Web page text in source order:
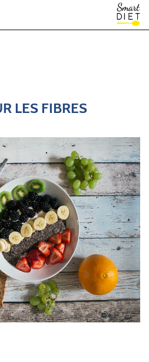
LES FIBRES